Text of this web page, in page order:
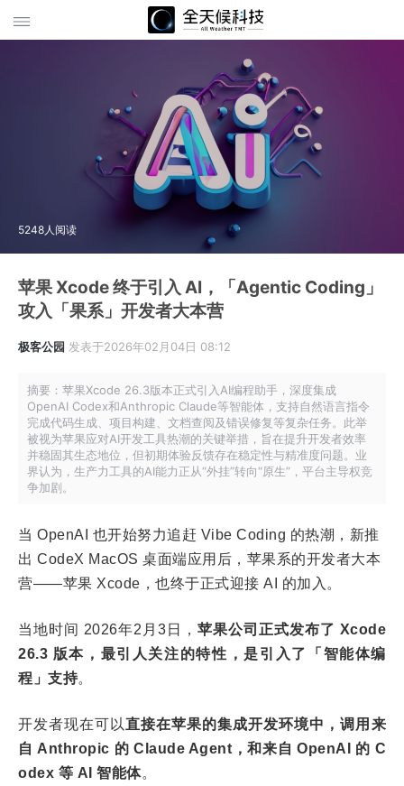
5248人阅读
苹果 Xcode 终于引入 AI，「Agentic Coding」
攻入「果系」开发者大本营
极客公园 发表于2026年02月04日 08:12
摘要：苹果Xcode 26.3版本正式引入AI编程助手，深度集成
OpenAI Codex和Anthropic Claude等智能体，支持自然语言指令
完成代码生成、项目构建、文档查阅及错误修复等复杂任务。此举
被视为苹果应对AI开发工具热潮的关键举措，旨在提升开发者效率
并稳固其生态地位，但初期体验反馈存在稳定性与精准度问题。业
界认为，生产力工具的AI能力正从“外挂”转向“原生”，平台主导权竞
争加剧。
当 OpenAI 也开始努力追赶 Vibe Coding 的热潮，新推
出 CodeX MacOS 桌面端应用后，苹果系的开发者大本
营——苹果 Xcode，也终于正式迎接 AI 的加入。
当地时间 2026年2月3日， 苹果公司正式发布了 Xcode
26.3 版本，最引人关注的特性，是引入了「智能体编
程」支持。
开发者现在可以直接在苹果的集成开发环境中，调用来
自 Anthropic 的 Claude Agent，和来自 OpenAI 的 C
odex 等 AI 智能体。